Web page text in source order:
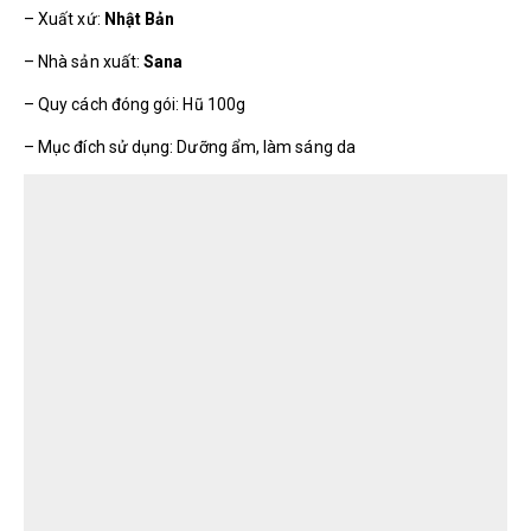
– Xuất xứ: Nhật Bản
– Nhà sản xuất:Sana
– Quy cách đóng gói: Hũ 100g
– Mục đích sử dụng: Dưỡng ẩm, làm sáng da